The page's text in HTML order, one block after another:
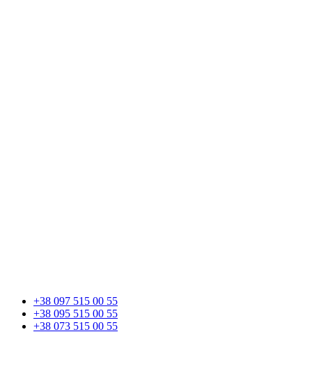
+38 097 515 00 55
+38 095 515 00 55
+38 073 515 00 55